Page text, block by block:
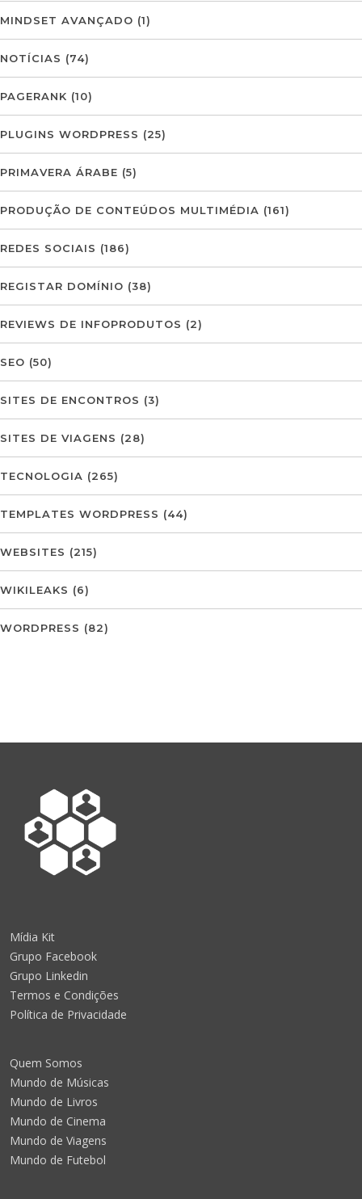
MINDSET AVANÇADO (1)
NOTÍCIAS (74)
PAGERANK (10)
PLUGINS WORDPRESS (25)
PRIMAVERA ÁRABE (5)
PRODUÇÃO DE CONTEÚDOS MULTIMÉDIA (161)
REDES SOCIAIS (186)
REGISTAR DOMÍNIO (38)
REVIEWS DE INFOPRODUTOS (2)
SEO (50)
SITES DE ENCONTROS (3)
SITES DE VIAGENS (28)
TECNOLOGIA (265)
TEMPLATES WORDPRESS (44)
WEBSITES (215)
WIKILEAKS (6)
WORDPRESS (82)
Mídia Kit
Grupo Facebook
Grupo Linkedin
Termos e Condições
Política de Privacidade
Quem Somos
Mundo de Músicas
Mundo de Livros
Mundo de Cinema
Mundo de Viagens
Mundo de Futebol